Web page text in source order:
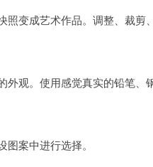
变成艺术作品。调整、裁剪
观。使用感觉真实的铅笔、
案中进行选择。